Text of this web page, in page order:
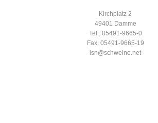
Kirchplatz 2
49401 Damme
Tel.: 05491-9665-0
Fax: 05491-9665-19
isn@schweine.net